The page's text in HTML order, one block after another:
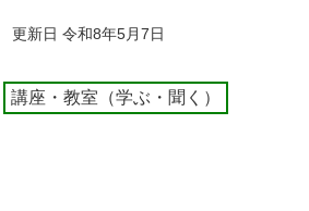
更新日 令和8年5月7日
講座・教室（学ぶ・聞く）